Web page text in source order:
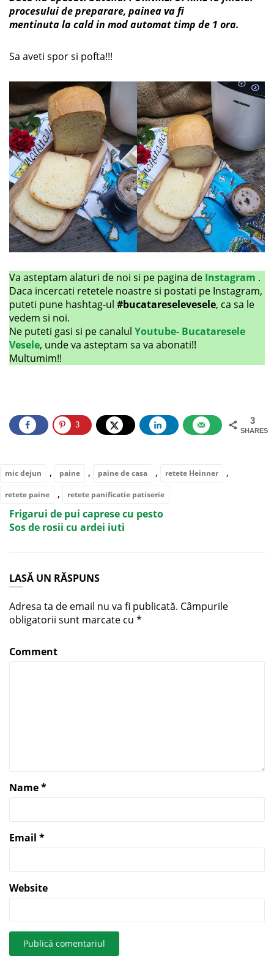
procesului de preparare, painea va fi
mentinuta la cald in mod automat timp de 1 ora.
Sa aveti spor si pofta!!!
Va asteptam alaturi de noi si pe pagina de Instagram .
Daca incercati retetele noastre si postati pe Instagram,
puteti pune hashtag-ul #bucatareselevesele, ca sa le
vedem si noi.
Ne puteti gasi si pe canalul Youtube- Bucataresele
Vesele, unde va asteptam sa va abonati!!
Multumim!!
3
SHARES
3
mic dejun , paine , paine de casa , retete Heinner ,
retete paine , retete panificatie patiserie
Frigarui de pui caprese cu pesto
Sos de rosii cu ardei iuti
LASĂ UN RĂSPUNS
Adresa ta de email nu va fi publicată. Câmpurile
obligatorii sunt marcate cu *
Comment
Name*
Email *
Website